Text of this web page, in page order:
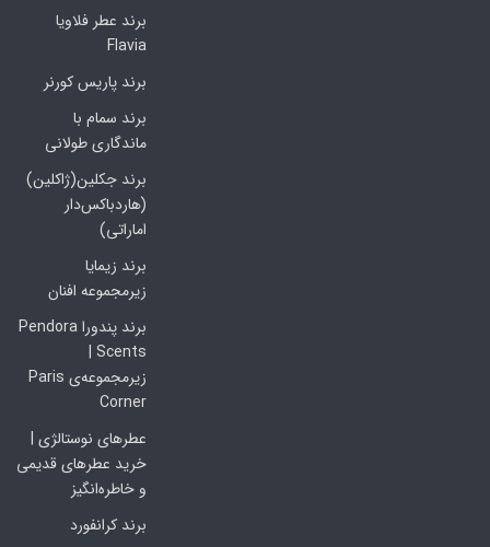
برند عطر فلاویا
Flavia
برند پاریس کورنر
برند سمام با
ماندگاری طولانی
برند جکلین(ژاکلین)
(هاردباکس‌دار
اماراتی)
برند زیمایا
زیرمجموعه افنان
برند پندورا Pendora
Scents |
زیرمجموعه‌ی Paris
Corner
عطرهای نوستالژی |
خرید عطرهای قدیمی
و خاطره‌انگیز
برند کرانفورد